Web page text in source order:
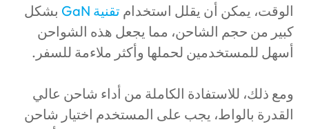
الوقت، يمكن أن يقلل استخدام تقنية GaN بشكل
كبير من حجم الشاحن، مما يجعل هذه الشواحن
أسهل للمستخدمين لحملها وأكثر ملاءمة للسفر.
ومع ذلك، للاستفادة الكاملة من أداء شاحن عالي
القدرة بالواط، يجب على المستخدم اختيار شاحن